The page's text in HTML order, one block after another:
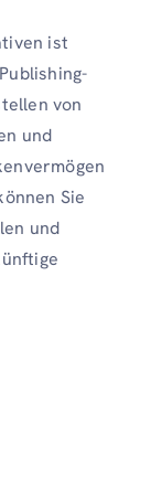
ist
von
und
Sie
und